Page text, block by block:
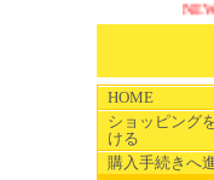
NEW
HOME
ショッピング
ける
購入手続きへ